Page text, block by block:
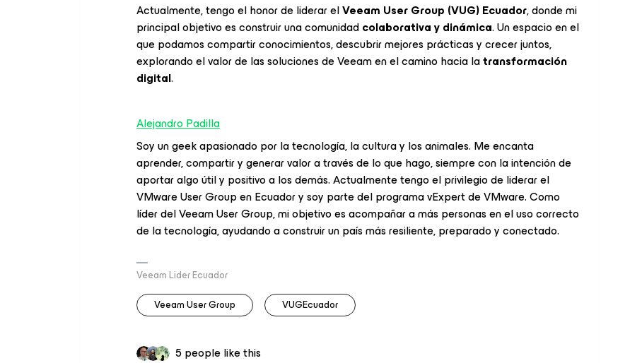
Actualmente, tengo el honor de liderar elVeeam User Group (VUG) Ecuador, donde mi
principal objetivo es construir una comunidadcolaborativa y dinámica. Un espacio en el
que podamos compartir conocimientos, descubrir mejores prácticas y crecer juntos,
explorando el valor de las soluciones de Veeam en el camino hacia latransformación
digital.
Alejandro Padilla
Soy un geek apasionado por la tecnología, la cultura y los animales. Me encanta
aprender, compartir y generar valor a través de lo que hago, siempre con la intención de
aportar algo útil y positivo a los demás. Actualmente tengo el privilegio de liderar el
VMware User Group en Ecuador y soy parte del programa vExpert de VMware. Como
líder del Veeam User Group, mi objetivo es acompañar a más personas en el uso correcto
de la tecnología, ayudando a construir un país más resiliente, preparado y conectado.
Veeam Lider Ecuador
Veeam User Group
VUGEcuador
5 people like this